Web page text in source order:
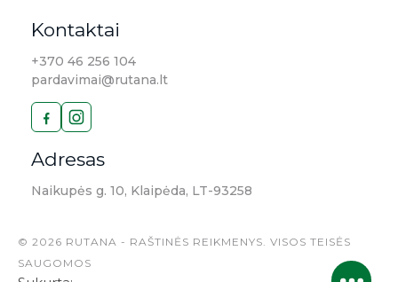
Kontaktai
+370 46 256 104
pardavimai@rutana.lt
Adresas
Naikupės g. 10, Klaipėda, LT-93258
© 2026 RUTANA - RAŠTINĖS REIKMENYS. VISOS TEISĖS
SAUGOMOS